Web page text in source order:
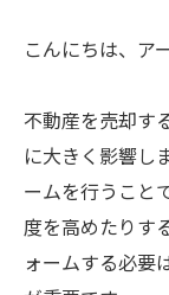
こんにちは、ア
不動産を売却す
に大きく影響し
ームを行うこと
度を高めたりす
ォームする必要